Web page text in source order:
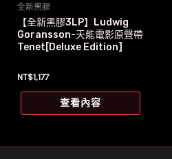
全新黑膠
【全新黑膠3LP】Ludwig
Goransson-天能電影原聲帶
Tenet[Deluxe Edition]
NT$1,177
查看內容